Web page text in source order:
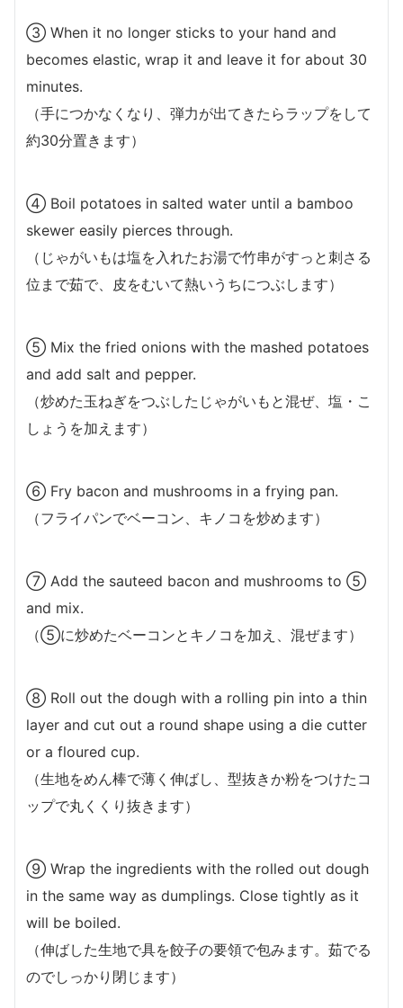
③ When it no longer sticks to your hand and
becomes elastic, wrap it and leave it for about 30
minutes.
（手につかなくなり、弾力が出てきたらラップをして
約30分置きます）
④ Boil potatoes in salted water until a bamboo
skewer easily pierces through.
（じゃがいもは塩を入れたお湯で竹串がすっと刺さる
位まで茹で、皮をむいて熱いうちにつぶします）
⑤ Mix the fried onions with the mashed potatoes
and add salt and pepper.
（炒めた玉ねぎをつぶしたじゃがいもと混ぜ、塩・こ
しょうを加えます）
⑥ Fry bacon and mushrooms in a frying pan.
（フライパンでベーコン、キノコを炒めます）
⑦ Add the sauteed bacon and mushrooms to ⑤
and mix.
（⑤に炒めたベーコンとキノコを加え、混ぜます）
⑧ Roll out the dough with a rolling pin into a thin
layer and cut out a round shape using a die cutter
or a floured cup.
（生地をめん棒で薄く伸ばし、型抜きか粉をつけたコ
ップで丸くくり抜きます）
⑨ Wrap the ingredients with the rolled out dough
in the same way as dumplings. Close tightly as it
will be boiled.
（伸ばした生地で具を餃子の要領で包みます。茹でる
のでしっかり閉じます）